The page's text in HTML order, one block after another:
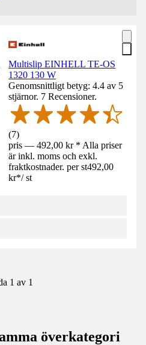
Multislip EINHELL TE-OS
1320 130 W
Genomsnittligt betyg: 4.4 av 5
stjärnor. 7 Recensioner.
(7)
pris — 492,00 kr * Alla priser
är inkl. moms och exkl.
fraktkostnader. per st492,00
kr*/ st
1 av 1
överkategori